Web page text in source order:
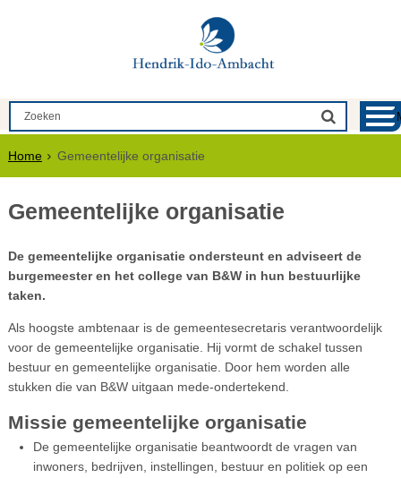
Home Gemeentelijke organisatie
Gemeentelijke organisatie
De gemeentelijke organisatie ondersteunt en adviseert de
burgemeester en het college van B&W in hun bestuurlijke
taken.
Als hoogste ambtenaar is de gemeentesecretaris verantwoordelijk
voor de gemeentelijke organisatie. Hij vormt de schakel tussen
bestuur en gemeentelijke organisatie. Door hem worden alle
stukken die van B&W uitgaan mede-ondertekend.
Missie gemeentelijke organisatie
De gemeentelijke organisatie beantwoordt de vragen van
inwoners, bedrijven, instellingen, bestuur en politiek op een